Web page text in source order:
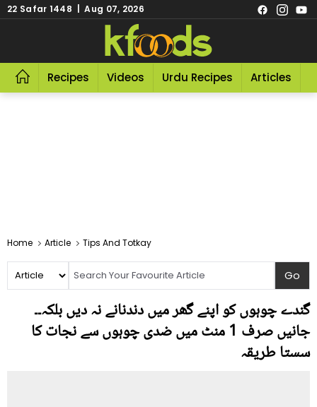
22 Safar 1448 | Aug 07, 2026
Recipes Videos Urdu Recipes Articles
Home Article Tips And Totkay
گندے چوہوں کو اپنے گھر میں دندنانے نہ دیں بلکہ۔۔
جانیں صرف 1 منٹ میں ضدی چوہوں سے نجات کا
سستا طریقہ